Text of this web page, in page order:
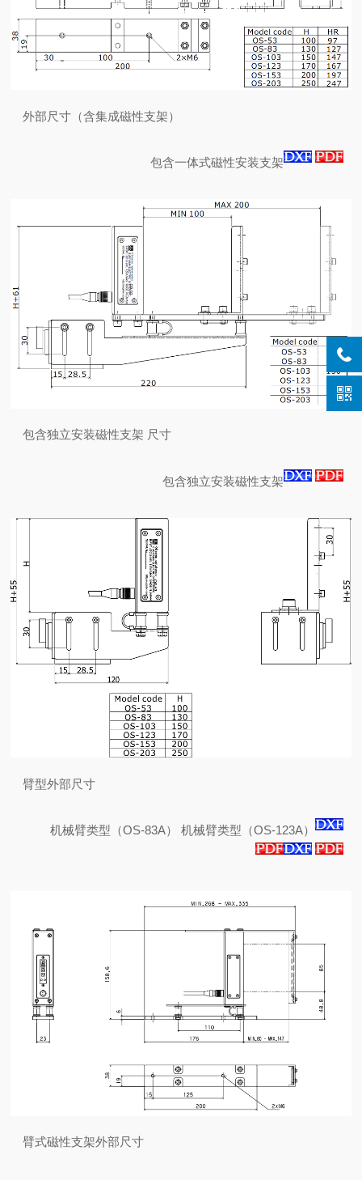
外部尺寸（含集成磁性支架）
包含一体式磁性安装支架
包含独立安装磁性支架 尺寸
包含独立安装磁性支架
臂型外部尺寸
机械臂类型（OS-83A） 机械臂类型（OS-123A）
臂式磁性支架外部尺寸